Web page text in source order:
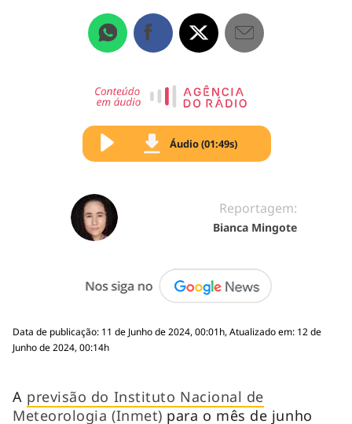
Áudio (01:49s)
Reportagem:
Bianca Mingote
Data de publicação: 11 de Junho de 2024, 00:01h, Atualizado em: 12 de
Junho de 2024, 00:14h
A previsão do Instituto Nacional de
Meteorologia (Inmet) para o mês de junho